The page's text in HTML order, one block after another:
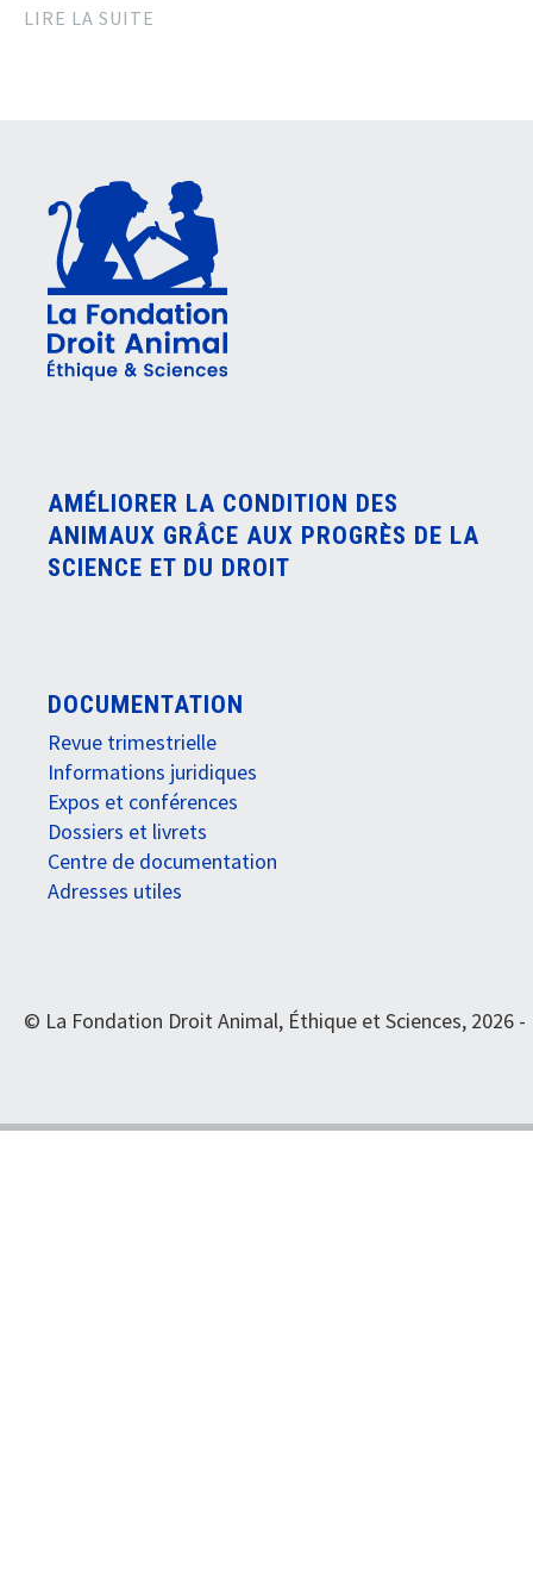
LIRE LA SUITE
AMÉLIORER LA CONDITION DES
ANIMAUX GRÂCE AUX PROGRÈS DE LA
SCIENCE ET DU DROIT
DOCUMENTATION
Revue trimestrielle
Informations juridiques
Expos et conférences
Dossiers et livrets
Centre de documentation
Adresses utiles
© La Fondation Droit Animal, Éthique et Sciences, 2026 -